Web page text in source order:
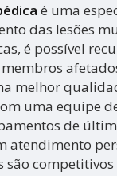
é uma
das lesões
é possível
melhor
uma equipe
de
atendimento
são